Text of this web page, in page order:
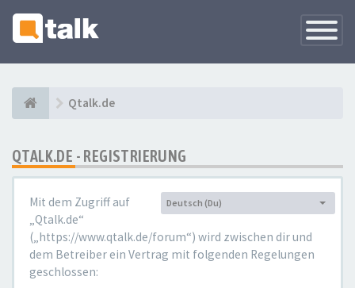
Qtalk.de
QTALK.DE - REGISTRIERUNG
Sprache:
Deutsch (Du)
Mit dem Zugriff auf
„Qtalk.de“
(„https://www.qtalk.de/forum“) wird zwischen dir und
dem Betreiber ein Vertrag mit folgenden Regelungen
geschlossen: